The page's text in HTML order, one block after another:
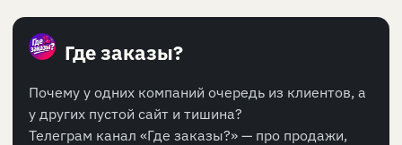
Где заказы?
Почему у одних компаний очередь из клиентов, а
у других пустой сайт и тишина?
Телеграм канал «Где заказы?» — про продажи,